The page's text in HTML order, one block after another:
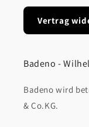
Vertrag
Badeno -
Badeno wird
& Co.KG.